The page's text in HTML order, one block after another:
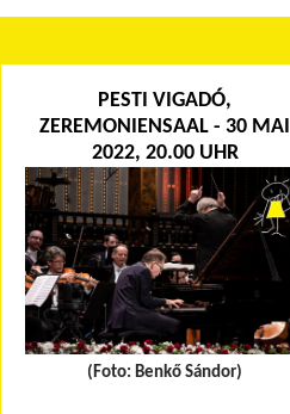
PESTI VIGADÓ,
ZEREMONIENSAAL - 30 MAI
2022, 20.00 UHR
(Foto: Benkő Sándor)